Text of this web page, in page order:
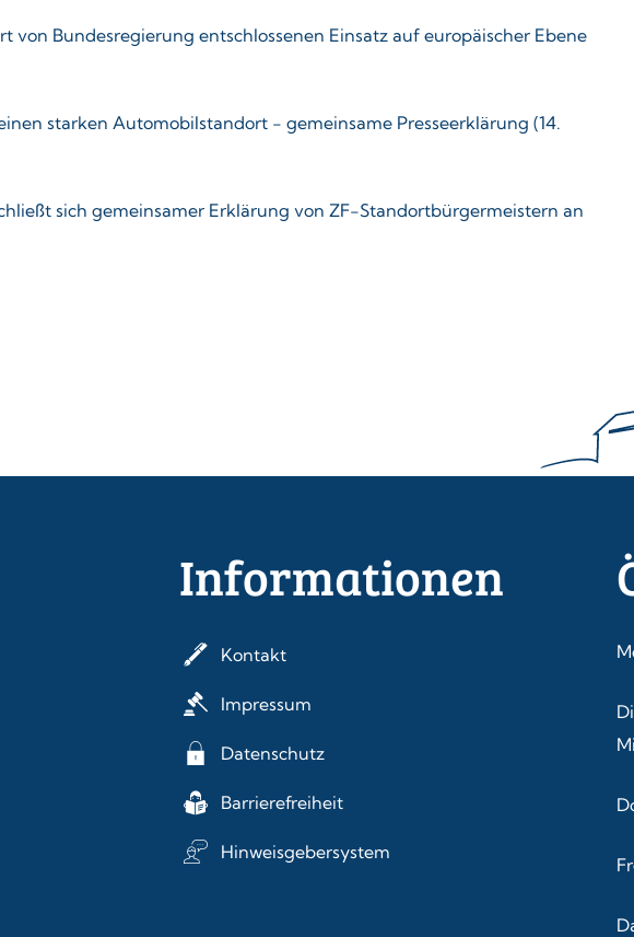
von Bundesregierung entschlossenen Einsatz auf europäischer Ebene
starken Automobilstandort - gemeinsame Presseerklärung (14.
sich gemeinsamer Erklärung von ZF-Standortbürgermeistern an
Informationen
Kontakt
Impressum
Datenschutz
Barrierefreiheit
Hinweisgebersystem